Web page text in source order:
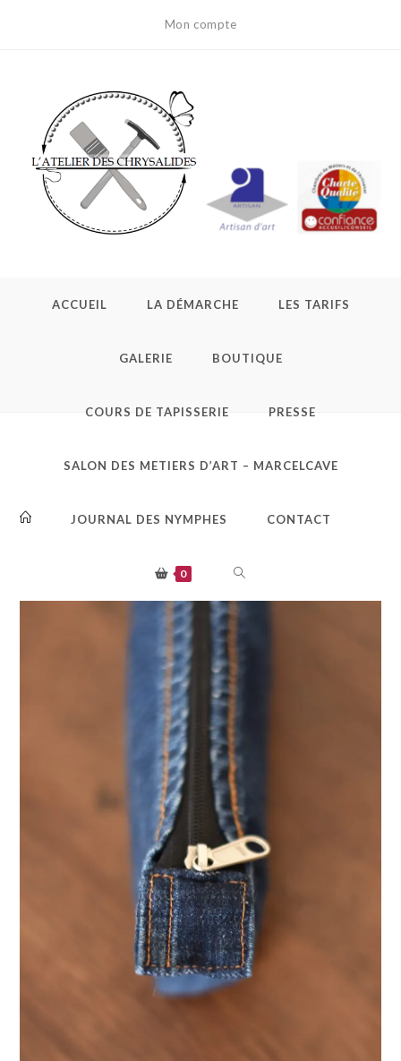
Mon compte
ACCUEIL LA DÉMARCHE LES TARIFS
GALERIE BOUTIQUE
COURS DE TAPISSERIE PRESSE
SALON DES METIERS D’ART – MARCELCAVE
JOURNAL DES NYMPHES CONTACT
0 TOGGLE